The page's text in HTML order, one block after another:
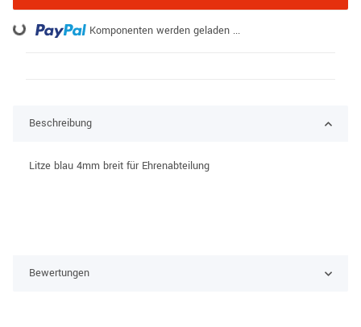
Loading... Komponenten werden geladen ...
Beschreibung
Litze blau 4mm breit für Ehrenabteilung
Bewertungen